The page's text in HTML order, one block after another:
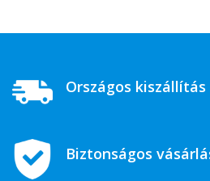
Országos kiszállítás
Biztonságos